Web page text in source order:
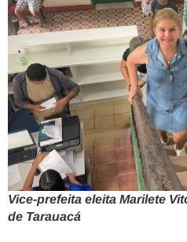
Vice-prefeita eleita Marilete
de Tarauacá